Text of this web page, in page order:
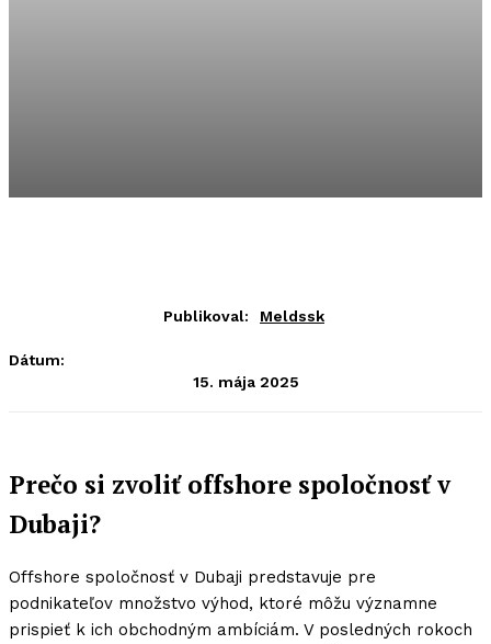
Publikoval: Meldssk
Dátum:
15. mája 2025
Prečo si zvoliť offshore spoločnosť v
Dubaji?
Offshore spoločnosť v Dubaji predstavuje pre
podnikateľov množstvo výhod, ktoré môžu významne
prispieť k ich obchodným ambíciám. V posledných rokoch